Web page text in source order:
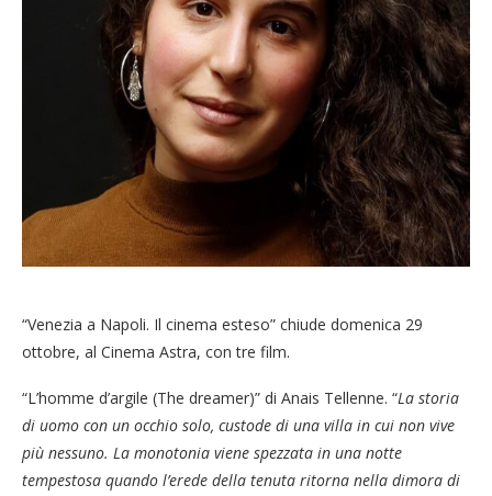
“Venezia a Napoli. Il cinema esteso” chiude domenica 29
ottobre, al Cinema Astra, con tre film.
“L’homme d’argile (The dreamer)” di Anais Tellenne. “La storia
di uomo con un occhio solo, custode di una villa in cui non vive
più nessuno. La monotonia viene spezzata in una notte
tempestosa quando l’erede della tenuta ritorna nella dimora di